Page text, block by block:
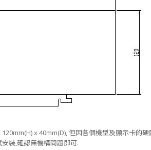
x 40mm(D), 但因各個機型及顯示卡的
裝,確認無機構問題即可.